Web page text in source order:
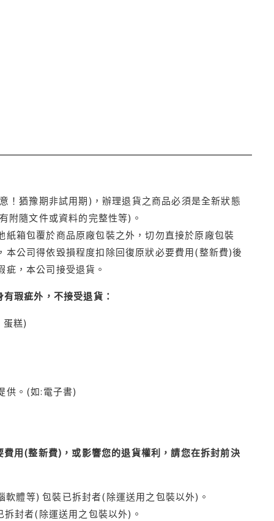
！猶豫期非試用期)，辦理退貨之商品必須是全新狀態
附隨文件或資料的完整性等)。
箱包覆於商品原廠包裝之外，切勿直接於原廠包裝
公司得依毀損程度扣除回復原狀必要費用(整新費)後
，本公司接受退貨。
瑕疵外，不接受退貨：
蛋糕)
供。(如:電子書)
用(整新費)，或影響您的退貨權利，請您在拆封前決
體等) 包裝已拆封者(除運送用之包裝以外)。
封者(除運送用之包裝以外)。